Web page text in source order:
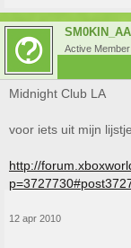
Active Member
Midnight Club LA
voor iets uit mijn
http://
12 apr 2010